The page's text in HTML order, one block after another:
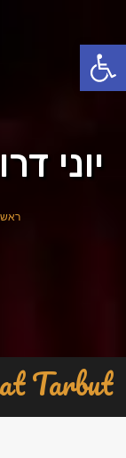
פתח סרגל נגישות
יוני
Tarbut